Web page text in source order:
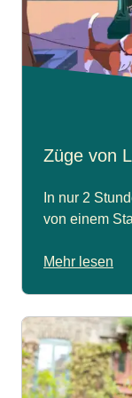
Züge von
In nur 2
von einem
Mehr lesen